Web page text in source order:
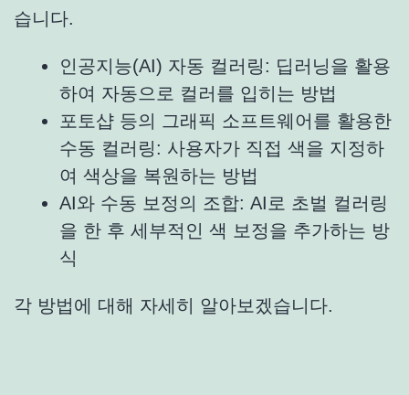
습니다.
인공지능(AI) 자동 컬러링: 딥러닝을 활용
하여 자동으로 컬러를 입히는 방법
포토샵 등의 그래픽 소프트웨어를 활용한
수동 컬러링: 사용자가 직접 색을 지정하
여 색상을 복원하는 방법
AI와 수동 보정의 조합: AI로 초벌 컬러링
을 한 후 세부적인 색 보정을 추가하는 방
식
각 방법에 대해 자세히 알아보겠습니다.